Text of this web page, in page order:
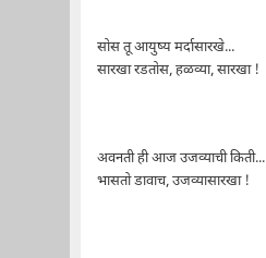
सोस तू आयुष्य मर्दासारखे...
सारखा रडतोस, हळव्या, सारखा !
अवनती ही आज उजव्याची किती...
भासतो डावाच, उजव्यासारखा !